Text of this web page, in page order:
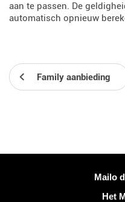
aan te passen. De
automatisch opnieuw
Family aanbieding
Mailo
Het